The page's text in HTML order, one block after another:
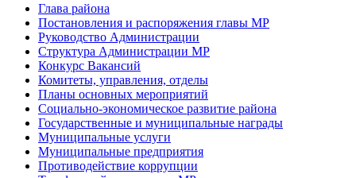
Глава района
Постановления и распоряжения главы МР
Руководство Администрации
Структура Администрации МР
Конкурс Вакансий
Комитеты, управления, отделы
Планы основных мероприятий
Социально-экономическое развитие района
Государственные и муниципальные награды
Муниципальные услуги
Муниципальные предприятия
Противодействие коррупции